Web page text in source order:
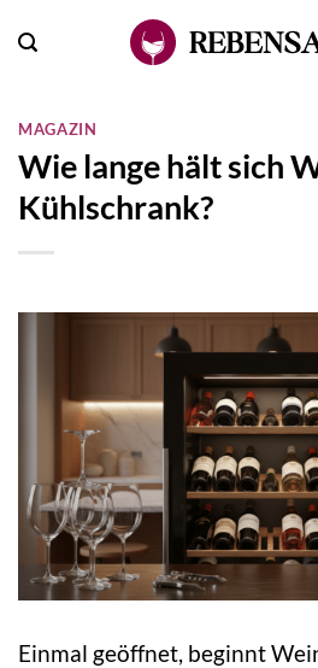
Inhalt
MAGAZIN
Wie lange hält sich
Kühlschrank?
Einmal geöffnet, beginnt